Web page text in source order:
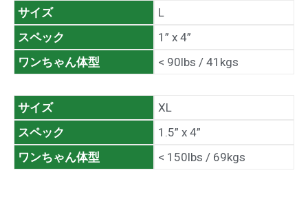
サイズ
スペック
ワンちゃん体型
L
1” x 4”
< 90lbs / 41kgs
サイズ
スペック
ワンちゃん体型
XL
1.5” x 4”
< 150lbs / 69kgs